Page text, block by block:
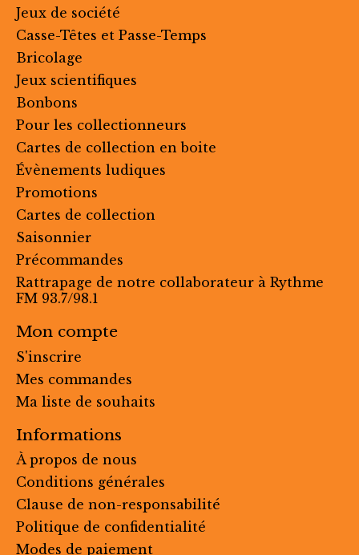
Jeux de société
Casse-Têtes et Passe-Temps
Bricolage
Jeux scientifiques
Bonbons
Pour les collectionneurs
Cartes de collection en boite
Évènements ludiques
Promotions
Cartes de collection
Saisonnier
Précommandes
Rattrapage de notre collaborateur à Rythme
FM 93.7/98.1
Mon compte
S'inscrire
Mes commandes
Ma liste de souhaits
Informations
À propos de nous
Conditions générales
Clause de non-responsabilité
Politique de confidentialité
Modes de paiement